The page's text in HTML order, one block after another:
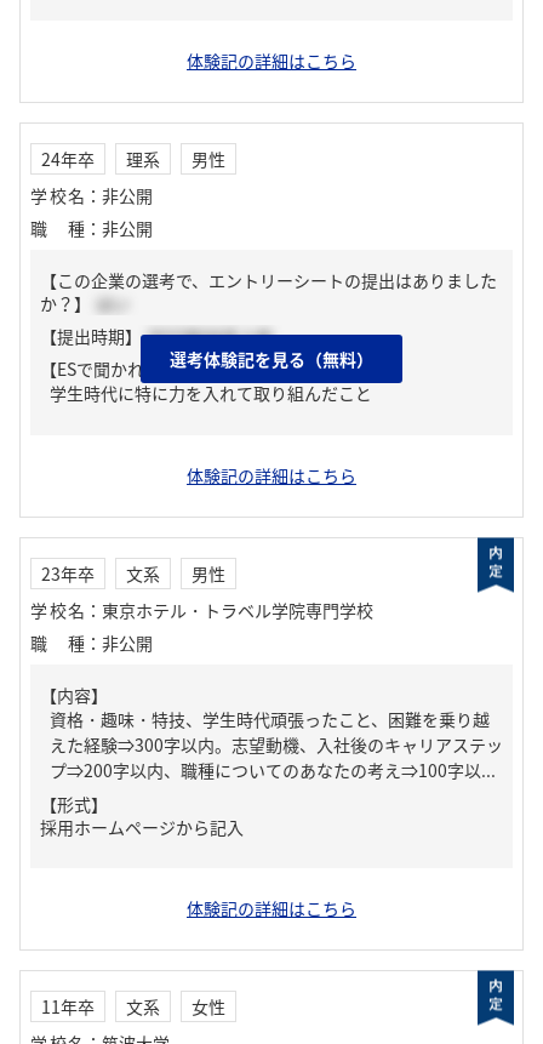
体験記の詳細はこちら
24年卒 理系
男性
学校名 ： 非公開
職種 ： 非公開
【この企業の選考で、エントリーシートの提出はありました
か？】
はい
【提出時期】 2023年04月上旬
【ESで聞かれた質問】
学生時代に特に力を入れて取り組んだこと
体験記の詳細はこちら
選考体験記を見る（無料）
23年卒 文系
男性
学校名 ： 東京ホテル・トラベル学院専門学校
職種 ： 非公開
【内容】
資格・趣味・特技、学生時代頑張ったこと、困難を乗り越
えた経験⇒300字以内。志望動機、入社後のキャリアステッ
プ⇒200字以内、職種についてのあなたの考え⇒100字以...
【形式】
採用ホームページから記入
体験記の詳細はこちら
11年卒 文系
女性